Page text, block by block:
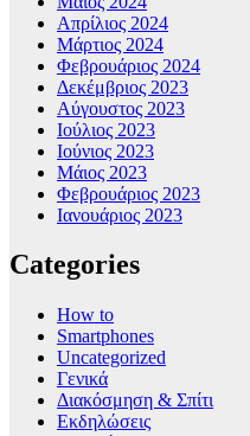
Απρίλιος 2024
Μάρτιος 2024
Φεβρουάριος 2024
Δεκέμβριος 2023
Αύγουστος 2023
Ιούλιος 2023
Ιούνιος 2023
Μάιος 2023
Φεβρουάριος 2023
Ιανουάριος 2023
Categories
How to
Smartphones
Uncategorized
Γενικά
Διακόσμηση & Σπίτι
Εκδηλώσεις